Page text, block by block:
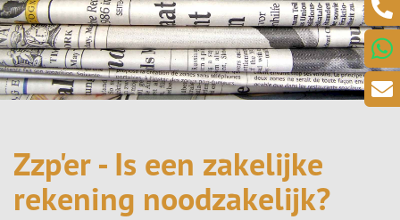
Zzp'er - Is een zakelijke
rekening noodzakelijk?